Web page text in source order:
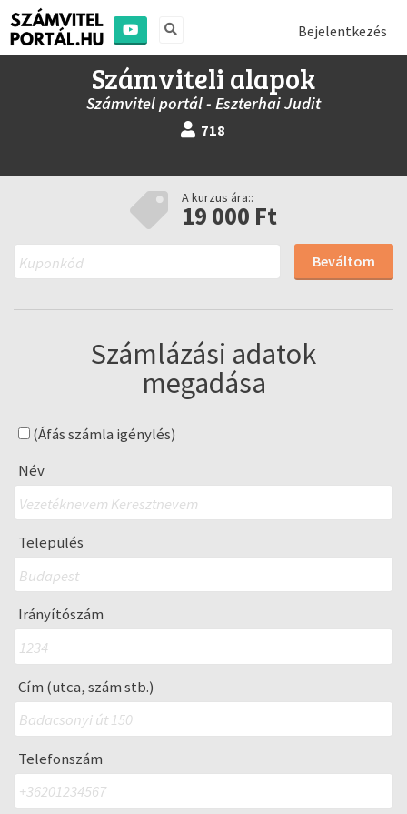
Bejelentkezés
Számviteli alapok
Számvitel portál - Eszterhai Judit
718
A kurzus ára::
19 000 Ft
Beváltom
Számlázási adatok
megadása
(Áfás számla igénylés)
Név
Település
Irányítószám
Cím (utca, szám stb.)
Telefonszám